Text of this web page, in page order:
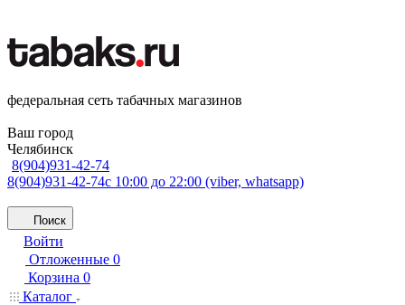
федеральная сеть табачных магазинов
Ваш город
Челябинск
8(904)931-42-74
8(904)931-42-74с 10:00 до 22:00 (viber, whatsapp)
Поиск
Войти
Отложенные 0
Корзина 0
Каталог